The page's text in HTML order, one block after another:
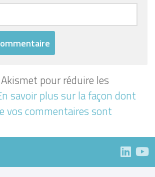
pour réduire les
savoir plus sur la façon dont
vos commentaires sont